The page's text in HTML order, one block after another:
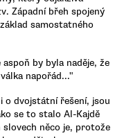
Západní břeh spojený
samostatného
by byla naděje, že
napořád..."
o dvojstátní řešení, jsou
se to stalo Al-Kajdě
něco je, protože